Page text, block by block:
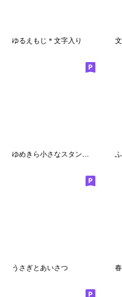
ゆるえもじ＊文字入り
うさぎとあいさつ